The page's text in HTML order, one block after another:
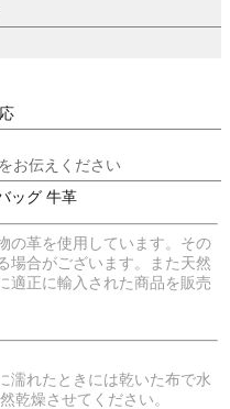
お伝えください
ッグ 牛革
の革を使用しています。その
場合がございます。また天然
適正に輸入された商品を販売
濡れたときには乾いた布で水
乾燥させてください。